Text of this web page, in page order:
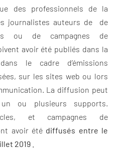
des professionnels de la
journalistes auteurs de de
ou de campagnes de
avoir été publiés dans la
le cadre d’émissions
sur les sites web ou lors
La diffusion peut
ou plusieurs supports.
et campagnes de
avoir été diffusés entre le
2019 .